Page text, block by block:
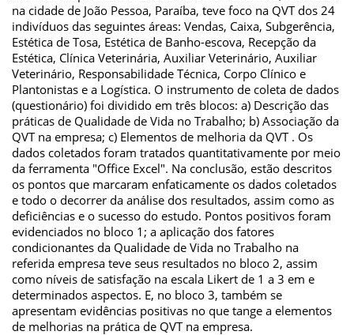
na cidade de João Pessoa, Paraíba, teve foco na QVT dos 24
indivíduos das seguintes áreas: Vendas, Caixa, Subgerência,
Estética de Tosa, Estética de Banho-escova, Recepção da
Estética, Clínica Veterinária, Auxiliar Veterinário, Auxiliar
Veterinário, Responsabilidade Técnica, Corpo Clínico e
Plantonistas e a Logística. O instrumento de coleta de dados
(questionário) foi dividido em três blocos: a) Descrição das
práticas de Qualidade de Vida no Trabalho; b) Associação da
QVT na empresa; c) Elementos de melhoria da QVT . Os
dados coletados foram tratados quantitativamente por meio
da ferramenta "Office Excel". Na conclusão, estão descritos
os pontos que marcaram enfaticamente os dados coletados
e todo o decorrer da análise dos resultados, assim como as
deficiências e o sucesso do estudo. Pontos positivos foram
evidenciados no bloco 1; a aplicação dos fatores
condicionantes da Qualidade de Vida no Trabalho na
referida empresa teve seus resultados no bloco 2, assim
como níveis de satisfação na escala Likert de 1 a 3 em e
determinados aspectos. E, no bloco 3, também se
apresentam evidências positivas no que tange a elementos
de melhorias na prática de QVT na empresa.